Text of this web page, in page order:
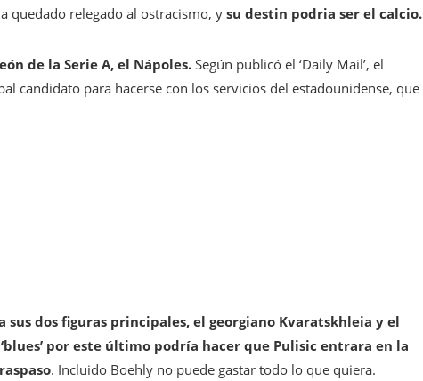
quedado relegado al ostracismo, y su destin podria ser el calcio.
de la Serie A, el Nápoles. Según publicó el ‘Daily Mail’, el
candidato para hacerse con los servicios del estadounidense, que
dos figuras principales, el georgiano Kvaratskhleia y el
por este último podría hacer que Pulisic entrara en la
. Incluido Boehly no puede gastar todo lo que quiera.